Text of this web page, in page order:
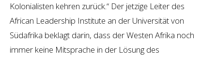
Kolonialisten kehren zurück.“ Der jetzige Leiter des
African Leadership Institute an der Universität von
Südafrika beklagt darin, dass der Westen Afrika noch
immer keine Mitsprache in der Lösung des